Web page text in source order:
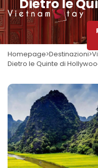
Dietro le
Homepage Destinazioni
Dietro le Quinte di